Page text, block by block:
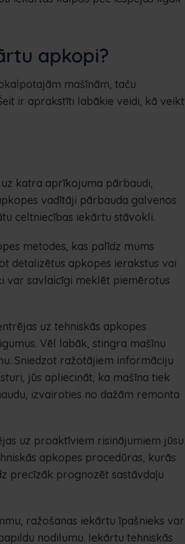
apkopi?
mašīnām, taču
ir aprakstīti labākie veidi, kā veikt
katra aprīkojuma pārbaudi,
vadītāji pārbauda galvenos
celtniecības iekārtu stāvokli.
metodes, kas palīdz mums
detalizētus apkopes ierakstus vai
var savlaicīgi meklēt piemērotus
uz tehniskās apkopes
Vēl labāk, stingra mašīnu
Sniedzot ražotājiem informāciju
jūs apliecināt, ka mašīna tiek
izvairoties no dažām remonta
uz proaktīviem risinājumiem jūsu
apkopes procedūras, kurās
precīzāk prognozēt sastāvdaļu
ražošanas iekārtu īpašnieks var
nodilumu. Iekārtu tehniskās